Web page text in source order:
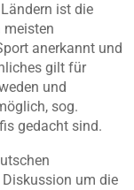
ist die
meisten
anerkannt und
gilt für
und
sog.
gedacht sind.
um die